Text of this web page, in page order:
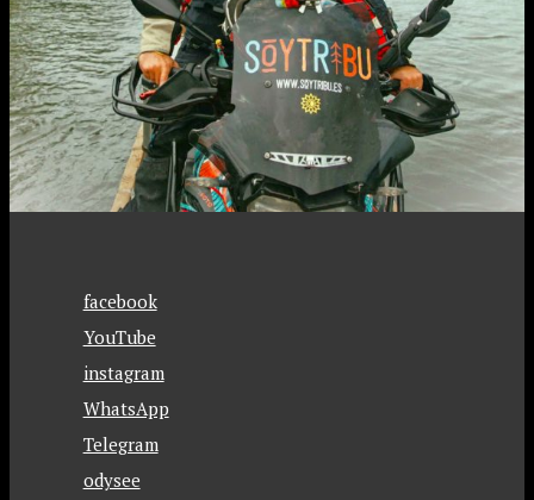
facebook
YouTube
instagram
WhatsApp
Telegram
odysee